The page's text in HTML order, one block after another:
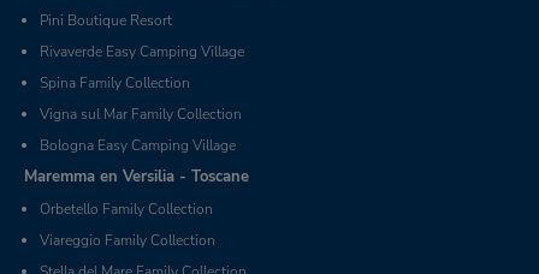
Pini Boutique Resort
Rivaverde Easy Camping Village
Spina Family Collection
Vigna sul Mar Family Collection
Bologna Easy Camping Village
Maremma en Versilia - Toscane
Orbetello Family Collection
Viareggio Family Collection